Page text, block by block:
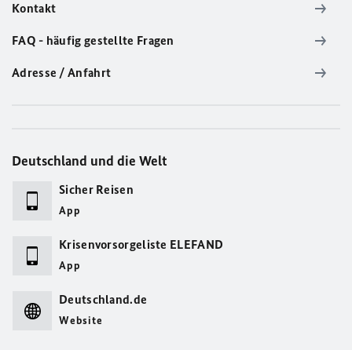
Kontakt
FAQ - häufig gestellte Fragen
Adresse / Anfahrt
Deutschland und die Welt
Sicher Reisen
App
Krisenvorsorgeliste ELEFAND
App
Deutschland.de
Website